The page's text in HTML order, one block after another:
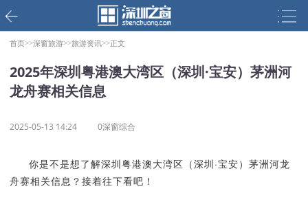
首页>>深窗旅游>>旅游资讯>>正文
2025年深圳粤港澳大湾区（深圳·宝安）茅洲河
龙舟赛相关信息
2025-05-13 14:24 0深窗综合
你是不是想了解深圳粤港澳大湾区（深圳·宝安）茅洲河龙
舟赛相关信息？接着往下看吧！